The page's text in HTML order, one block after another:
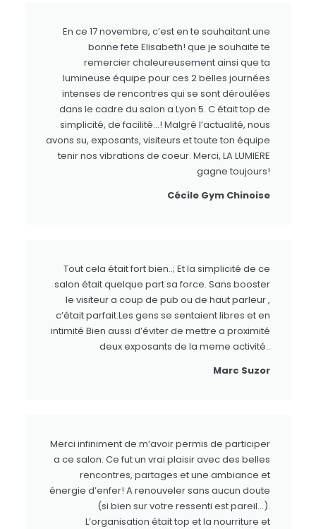
En ce 17 novembre, c’est en te souhaitant une
bonne fete Elisabeth! que je souhaite te
remercier chaleureusement ainsi que ta
lumineuse équipe pour ces 2 belles journées
intenses de rencontres qui se sont déroulées
dans le cadre du salon a Lyon 5. C était top de
simplicité, de facilité…! Malgré l’actualité, nous
avons su, exposants, visiteurs et toute ton équipe
tenir nos vibrations de coeur. Merci, LA LUMIERE
gagne toujours!
Cécile Gym Chinoise
Tout cela était fort bien..; Et la simplicité de ce
salon était quelque part sa force. Sans booster
le visiteur a coup de pub ou de haut parleur ,
c’était parfait.Les gens se sentaient libres et en
intimité Bien aussi d’éviter de mettre a proximité
deux exposants de la meme activité..
Marc Suzor
Merci infiniment de m’avoir permis de participer
a ce salon. Ce fut un vrai plaisir avec des belles
rencontres, partages et une ambiance et
énergie d’enfer! A renouveler sans aucun doute
(si bien sur votre ressenti est pareil…).
L’organisation était top et la nourriture et